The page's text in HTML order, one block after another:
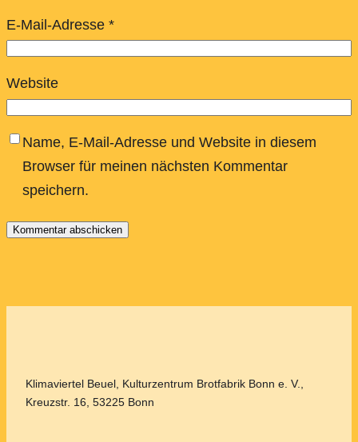
E-Mail-Adresse *
Website
Name, E-Mail-Adresse und Website in diesem
Browser für meinen nächsten Kommentar
speichern.
Klimaviertel Beuel, Kulturzentrum Brotfabrik Bonn e. V.,
Kreuzstr. 16, 53225 Bonn